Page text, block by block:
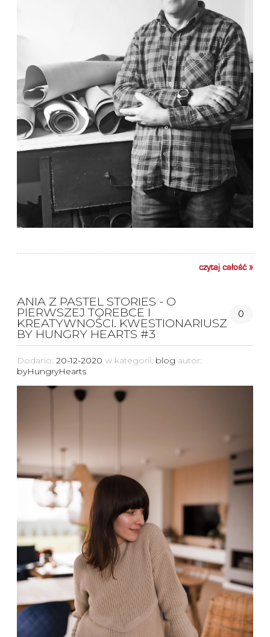
czytaj całość »
ANIA Z PASTEL STORIES - O
PIERWSZEJ TOREBCE I
KREATYWNOŚCI. KWESTIONARIUSZ
BY HUNGRY HEARTS #3
0
Dodano: 20-12-2020 w kategorii: blog autor:
byHungryHearts